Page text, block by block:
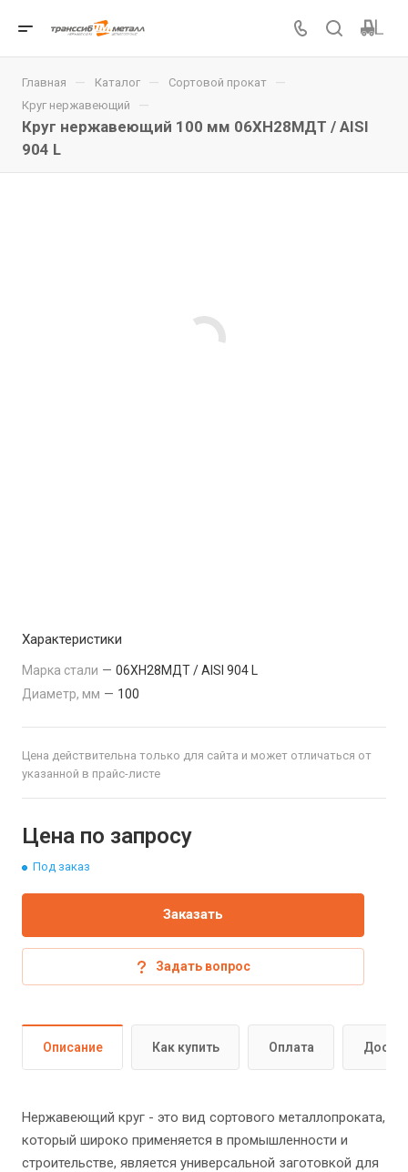
Главная — Каталог — Сортовой прокат —
Круг нержавеющий —
Круг нержавеющий 100 мм 06ХН28МДТ / AISI
904 L
Характеристики
Марка стали — 06ХН28МДТ / AISI 904 L
Диаметр, мм — 100
Цена действительна только для сайта и может отличаться от
указанной в прайс-листе
Цена по запросу
Под заказ
Заказать
Задать вопрос
Описание Как купить Оплата
Нержавеющий круг - это вид сортового металлопроката,
который широко применяется в промышленности и
строительстве, является универсальной заготовкой для